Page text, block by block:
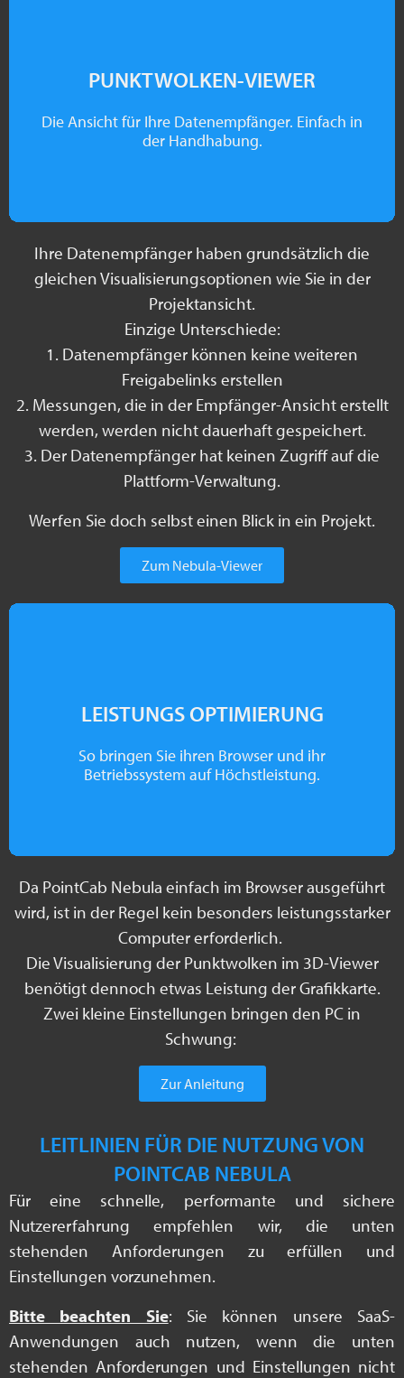
PUNKTWOLKEN-VIEWER
Die Ansicht für Ihre Datenempfänger. Einfach in
der Handhabung.​
Ihre Datenempfänger haben grundsätzlich die
gleichen Visualisierungsoptionen wie Sie in der
Projektansicht.
Einzige Unterschiede:
1. Datenempfänger können keine weiteren
Freigabelinks erstellen
2. Messungen, die in der Empfänger-Ansicht erstellt
werden, werden nicht dauerhaft gespeichert.
3. Der Datenempfänger hat keinen Zugriff auf die
Plattform-Verwaltung.
Werfen Sie doch selbst einen Blick in ein Projekt.
Zum Nebula-Viewer
LEISTUNGS OPTIMIERUNG
So bringen Sie ihren Browser und ihr
Betriebssystem auf Höchstleistung.
Da PointCab Nebula einfach im Browser ausgeführt
wird, ist in der Regel kein besonders leistungsstarker
Computer erforderlich.
Die Visualisierung der Punktwolken im 3D-Viewer
benötigt dennoch etwas Leistung der Grafikkarte.
Zwei kleine Einstellungen bringen den PC in
Schwung:
Zur Anleitung
LEITLINIEN FÜR DIE NUTZUNG VON
POINTCAB NEBULA​
Für eine schnelle, performante und sichere
Nutzererfahrung empfehlen wir, die unten
stehenden Anforderungen zu erfüllen und
Einstellungen vorzunehmen.
Bitte beachten Sie: Sie können unsere SaaS-
Anwendungen auch nutzen, wenn die unten
stehenden Anforderungen und Einstellungen nicht